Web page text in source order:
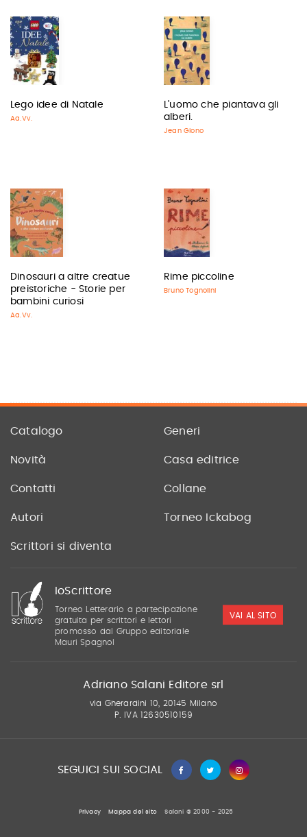
Lego idee di Natale
Aa.Vv.
L'uomo che piantava gli
alberi.
Jean Giono
Dinosauri a altre creatue
preistoriche - Storie per
bambini curiosi
Aa.Vv.
Rime piccoline
Bruno Tognolini
Catalogo Generi
Novità Casa editrice
Contatti Collane
Autori Torneo Ickabog
Scrittori si diventa
IoScrittore
Torneo Letterario a partecipazione
gratuita per scrittori e lettori
promosso dal Gruppo editoriale
Mauri Spagnol
VAI AL SITO
Adriano Salani Editore srl
via Gherardini 10, 20145 Milano
P. IVA 12630510159
SEGUICI SUI SOCIAL
Privacy Mappa del sito Salani © 2000 - 2026